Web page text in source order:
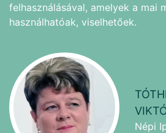
felhasználásával, amelyek a mai
használhatóak, viselhetőek.
Népi